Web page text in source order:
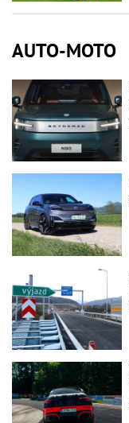
AUTO-MOTO